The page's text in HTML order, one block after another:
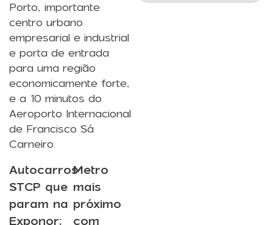
Porto, importante
centro urbano
empresarial e industrial
e porta de entrada
para uma região
economicamente forte,
e a 10 minutos do
Aeroporto Internacional
de Francisco Sá
Carneiro.
Autocarros
STCP que
param na
Exponor:
Metro
mais
próximo
com